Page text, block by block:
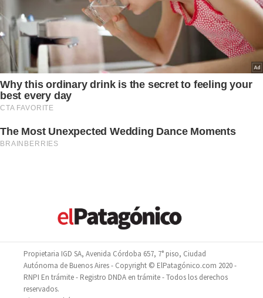
Propietaria IGD SA, Avenida Córdoba 657, 7° piso, Ciudad
Autónoma de Buenos Aires - Copyright © ElPatagónico.com 2020 -
RNPI En trámite - Registro DNDA en trámite - Todos los derechos
reservados.